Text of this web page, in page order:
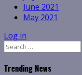
June 2021
May 2021
Log in
Search
Trending News